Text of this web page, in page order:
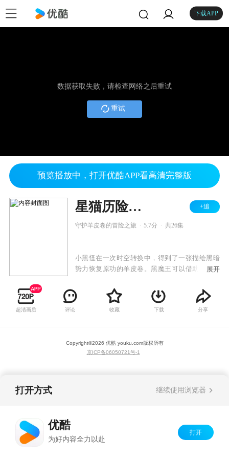
下载APP
数据获取失败，请检查网络之后重试
重试
预览播放中，打开优酷APP看高清完整版
星猫历险记 书法篇 +追
守护羊皮卷的冒险之旅 5.7分 共26集
小黑怪在一次时空转换中，得到了一张描绘黑暗
势力恢复原功的羊皮卷。黑魔王可以借助这张神
特定时空中精神之光并可以占为己有。星猫及12
星座族为了彻底消灭黑魔王独霸世界的野心，经
历一次次时空冒险，将羊皮卷夺得并送回到它原
展开
超清画质 评论 收藏 下载 分享
Copyright©2026 优酷 youku.com版权所有
京ICP备06050721号-1
打开方式 继续使用浏览器
优酷
为好内容全力以赴
打开